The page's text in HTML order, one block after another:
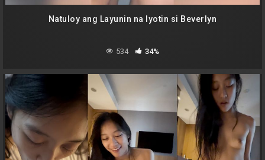
Natuloy ang Layunin na Iyotin si Beverlyn
534 34%